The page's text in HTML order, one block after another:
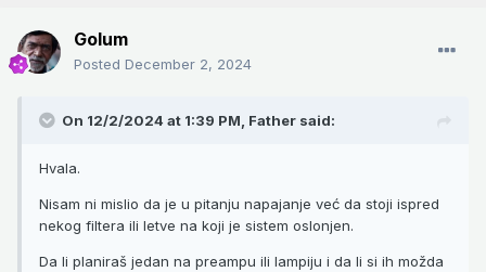
Golum
Posted December 2, 2024
On 12/2/2024 at 1:39 PM, Father said:
Hvala.
Nisam ni mislio da je u pitanju napajanje već da stoji ispred
nekog filtera ili letve na koji je sistem oslonjen.
Da li planiraš jedan na preampu ili lampiju i da li si ih možda